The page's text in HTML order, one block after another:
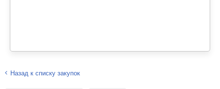
Назад к списку закупок